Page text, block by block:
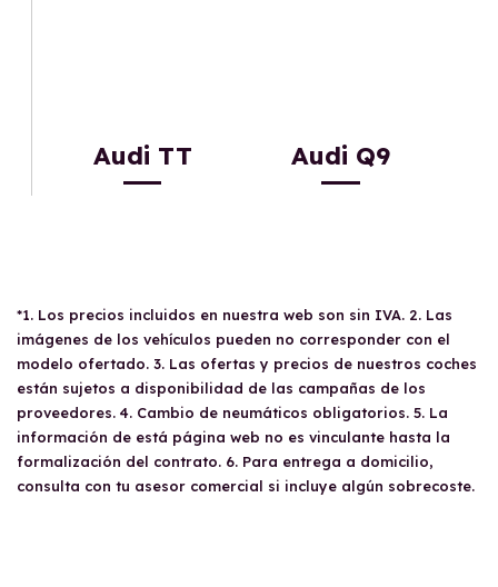
Audi TT Audi Q9
*1. Los precios incluidos en nuestra web son sin IVA. 2. Las
imágenes de los vehículos pueden no corresponder con el
modelo ofertado. 3. Las ofertas y precios de nuestros coches
están sujetos a disponibilidad de las campañas de los
proveedores. 4. Cambio de neumáticos obligatorios. 5. La
información de está página web no es vinculante hasta la
formalización del contrato. 6. Para entrega a domicilio,
consulta con tu asesor comercial si incluye algún sobrecoste.